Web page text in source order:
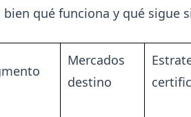
qué funciona y qué sigue
Mercados
destino